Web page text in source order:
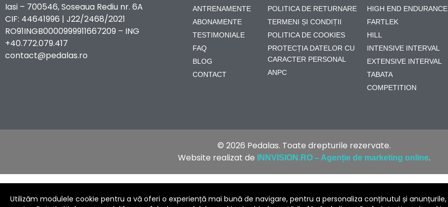
Iasi – 700546, Soseaua Rediu nr. 6A
CIF: 44641996 | J22/2468/2021
RO91INGB0000999911667209 – ING
+40.772.079.417
contact@pedalas.ro
ANTRENAMENTE
ABONAMENTE
TESTIMONIALE
FAQ
BLOG
CONTACT
POLITICA DE RETURNARE
TERMENI ȘI CONDIȚII
POLITICA DE COOKIES
PROTECȚIA DATELOR CU
CARACTER PERSONAL
ANPC
HIGH END ENDURANCE
FARTLEK
HILL
INTENSIVE INTERVAL
EXTENSIVE INTERVAL
TABATA
COMPETITION
© 2026 Pedalas. Toate drepturile rezervate.
Website realizat de
INNVISION.RO – Agenție de marketing online.